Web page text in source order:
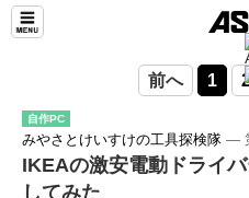
前へ 1
自作PC
みやさとけいすけの工具探検隊 ―
IKEAの激安電動ドライ
してみた